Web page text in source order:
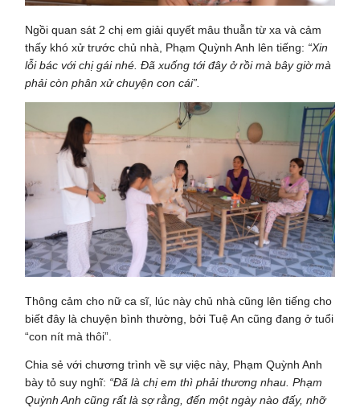
Ngồi quan sát 2 chị em giải quyết mâu thuẫn từ xa và cảm
thấy khó xử trước chủ nhà, Phạm Quỳnh Anh lên tiếng: “Xin
lỗi bác với chị gái nhé. Đã xuống tới đây ở rồi mà bây giờ mà
phải còn phân xử chuyện con cái”.
Thông cảm cho nữ ca sĩ, lúc này chủ nhà cũng lên tiếng cho
biết đây là chuyện bình thường, bởi Tuệ An cũng đang ở tuổi
“con nít mà thôi”.
Chia sẻ với chương trình về sự việc này, Phạm Quỳnh Anh
bày tỏ suy nghĩ: “Đã là chị em thì phải thương nhau. Phạm
Quỳnh Anh cũng rất là sợ rằng, đến một ngày nào đấy, nhỡ